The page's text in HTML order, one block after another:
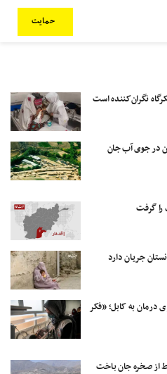
حمایت
نگران‌کننده است
در جوی آب جان
را گرفت
جریان دارد
درمان به کابل؛ «فکر